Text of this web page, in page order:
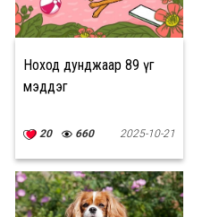
Ноход дунджаар 89 үг
мэддэг
20 660 2025-10-21